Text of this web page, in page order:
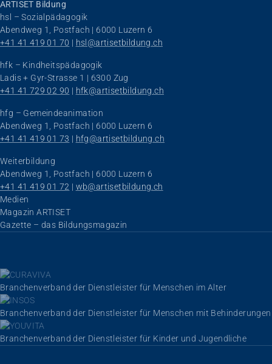
ARTISET Bildung
hsl – Sozialpädagogik
Abendweg 1, Postfach | 6000 Luzern 6
+41 41 419 01 70 | hsl@artisetbildung.ch
hfk – Kindheitspädagogik
Ladis + Gyr-Strasse 1 | 6300 Zug
+41 41 729 02 90 | hfk@artisetbildung.ch
hfg – Gemeindeanimation
Abendweg 1, Postfach | 6000 Luzern 6
+41 41 419 01 73 | hfg@artisetbildung.ch
Weiterbildung
Abendweg 1, Postfach | 6000 Luzern 6
+41 41 419 01 72 | wb@artisetbildung.ch
Navigation überspringen
Medien
Magazin ARTISET
Gazette – das Bildungsmagazin
Branchenverband der Dienstleister für Menschen im Alter
Branchenverband der Dienstleister für Menschen mit Behinderungen
Branchenverband der Dienstleister für Kinder und Jugendliche